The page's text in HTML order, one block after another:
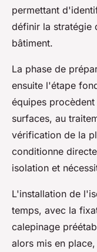
permettant
définir la stratégie
bâtiment.
La phase de
ensuite l'étape
équipes
surfaces, au
vérification de la
conditionne
isolation et
L'installation de
temps, avec la
calepinage
alors mis en